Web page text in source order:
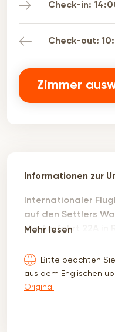
Check-in:
Check-out:
Zimmer
Informationen zur
Internationaler
auf den Settlers
die Ausfahrt 22A in
km Benutzen Sie
N1 in Richtung
Mautstraße 83,4 km
Mehr lesen
Bitte beachten
aus dem Englischen
Original